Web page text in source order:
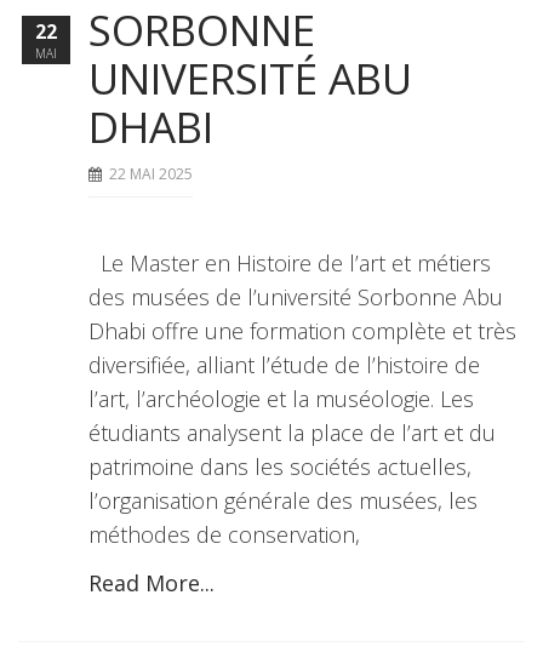
SORBONNE
UNIVERSITÉ ABU
DHABI
22 MAI 2025
Le Master en Histoire de l’art et métiers
des musées de l’université Sorbonne Abu
Dhabi offre une formation complète et très
diversifiée, alliant l’étude de l’histoire de
l’art, l’archéologie et la muséologie. Les
étudiants analysent la place de l’art et du
patrimoine dans les sociétés actuelles,
l’organisation générale des musées, les
méthodes de conservation,
Read More...
22
MAI